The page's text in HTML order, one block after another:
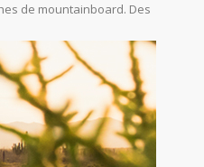
de mountainboard. Des